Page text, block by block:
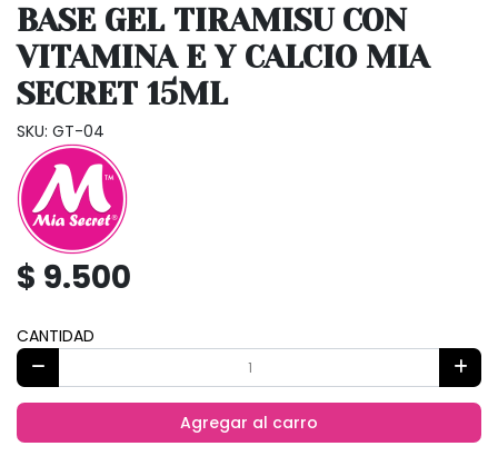
BASE GEL TIRAMISU CON
VITAMINA E Y CALCIO MIA
SECRET 15ML
SKU: GT-04
$ 9.500
CANTIDAD
Agregar al carro